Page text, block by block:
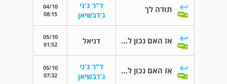
תודה לך
ד"ר ג'ני
ג'רבשיאן
04/10
08:15
אז האם נכון לדרוש בדיקת רופא ריאות? דניאל
05/10
01:52
אז האם נכון לדרוש בדיקת רופא ריאות?
ד"ר ג'ני
ג'רבשיאן
05/10
07:32